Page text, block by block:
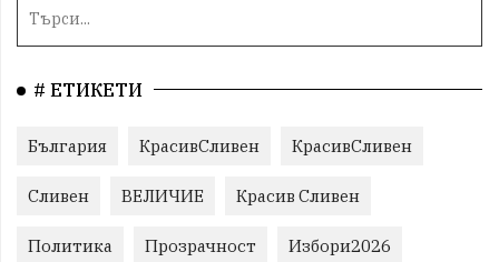
# ЕТИКЕТИ
България КрасивСливен КрасивСливен
Сливен ВЕЛИЧИЕ Красив Сливен
Политика Прозрачност Избори2026